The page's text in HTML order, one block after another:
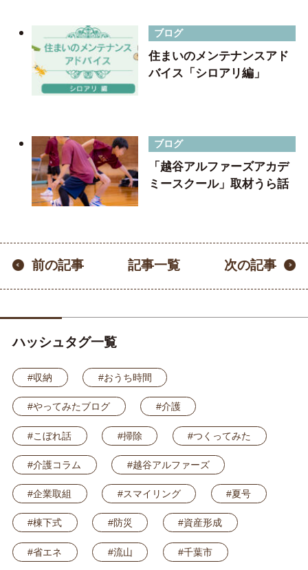
ブログ
住まいのメンテナンスアド
バイス「シロアリ編」
ブログ
「越谷アルファーズアカデ
ミースクール」取材うら話
前の記事 記事一覧 次の記事
ハッシュタグ一覧
#収納 #おうち時間
#やってみたブログ #介護
#こぼれ話 #掃除 #つくってみた
#介護コラム #越谷アルファーズ
#企業取組 #スマイリング #夏号
#棟下式 #防災 #資産形成
#省エネ #流山 #千葉市